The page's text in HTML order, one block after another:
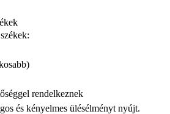
rendelkeznek
és kényelmes ülésélményt nyújt.